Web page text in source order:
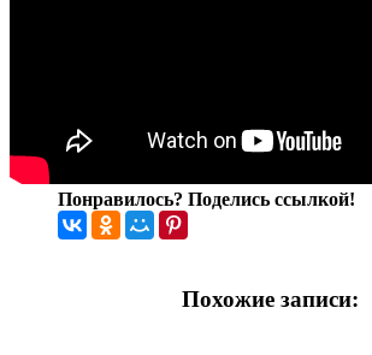
Понравилось? Поделись ссылкой!
Похожие записи: